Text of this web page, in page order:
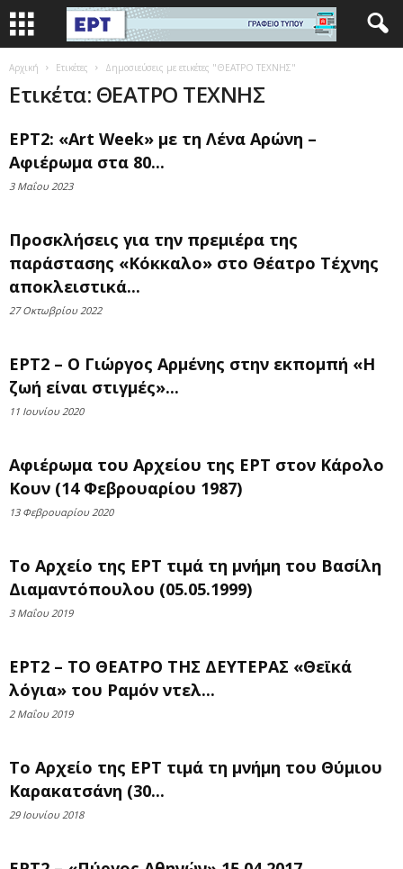
Αρχική Ετικέτες Δημοσιεύσεις με ετικέτες "ΘΕΑΤΡΟ ΤΕΧΝΗΣ"
Ετικέτα: ΘΕΑΤΡΟ ΤΕΧΝΗΣ
ΕΡΤ2: «Art Week» με τη Λένα Αρώνη –
Αφιέρωμα στα 80...
3 Μαΐου 2023
Προσκλήσεις για την πρεμιέρα της
παράστασης «Κόκκαλο» στο Θέατρο Τέχνης
αποκλειστικά...
27 Οκτωβρίου 2022
ΕΡΤ2 – Ο Γιώργος Αρμένης στην εκπομπή «Η
ζωή είναι στιγμές»...
11 Ιουνίου 2020
Αφιέρωμα του Αρχείου της ΕΡΤ στον Κάρολο
Κουν (14 Φεβρουαρίου 1987)
13 Φεβρουαρίου 2020
Το Αρχείο της ΕΡΤ τιμά τη μνήμη του Βασίλη
Διαμαντόπουλου (05.05.1999)
3 Μαΐου 2019
ΕΡΤ2 – ΤΟ ΘΕΑΤΡΟ ΤΗΣ ΔΕΥΤΕΡΑΣ «Θεϊκά
λόγια» του Ραμόν ντελ...
2 Μαΐου 2019
Το Αρχείο της ΕΡΤ τιμά τη μνήμη του Θύμιου
Καρακατσάνη (30...
29 Ιουνίου 2018